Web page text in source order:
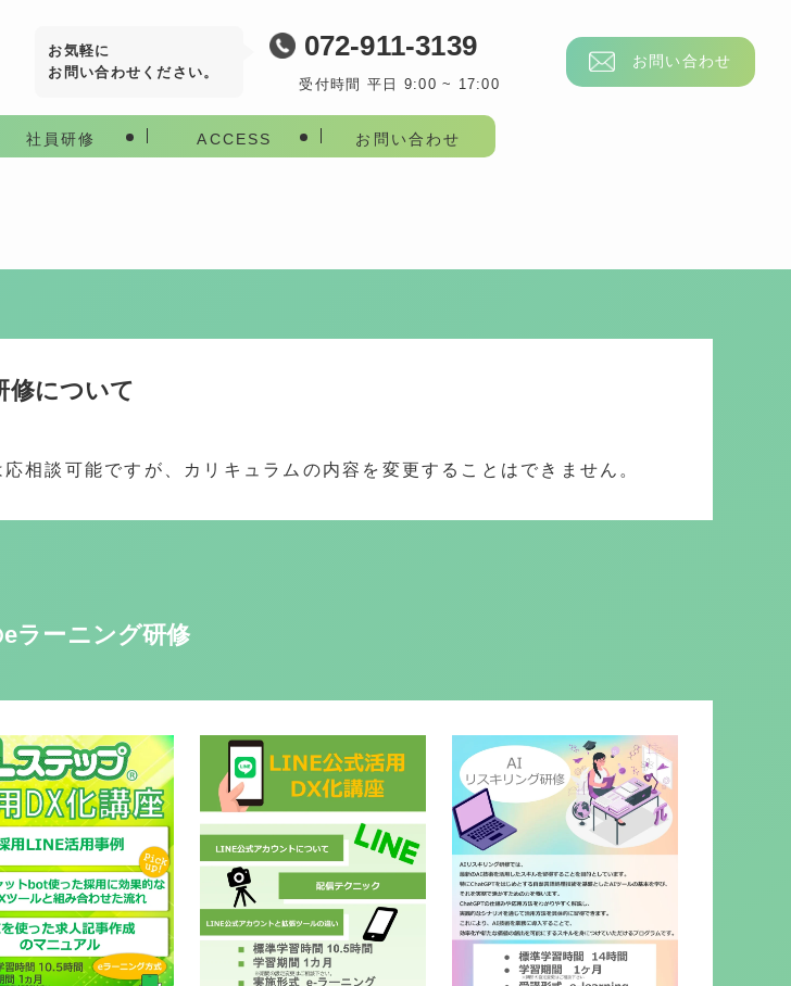
社員研修 ACCESS お問い合わせ
お気軽に
お問い合わせください。
072-911-3139
受付時間 平日 9:00 ~ 17:00
お問い合わせ
修について
談可能ですが、カリキュラムの内容を変更することはできません。
ラーニング研修